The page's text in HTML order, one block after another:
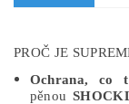
PROČ JE
Ochrana, co
pěnou